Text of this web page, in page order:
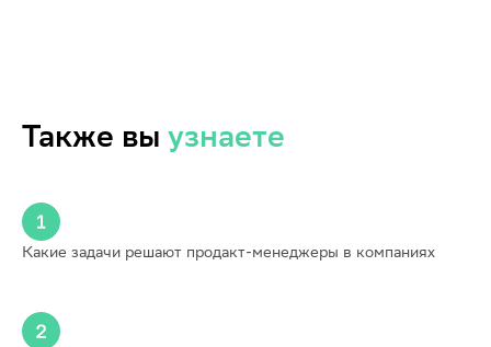
Также вы узнаете
Какие задачи решают продакт-менеджеры в компаниях